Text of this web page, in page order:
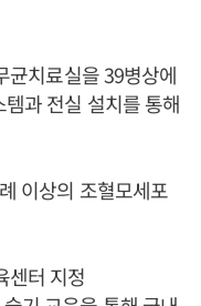
균치료실을 39병상에
과 전실 설치를 통해
이상의 조혈모세포
센터 지정